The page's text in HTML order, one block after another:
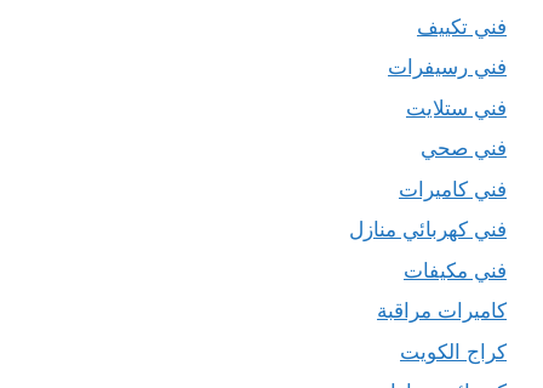
فني تكييف
فني رسيفرات
فني ستلايت
فني صحي
فني كاميرات
فني كهربائي منازل
فني مكيفات
كاميرات مراقبة
كراج الكويت